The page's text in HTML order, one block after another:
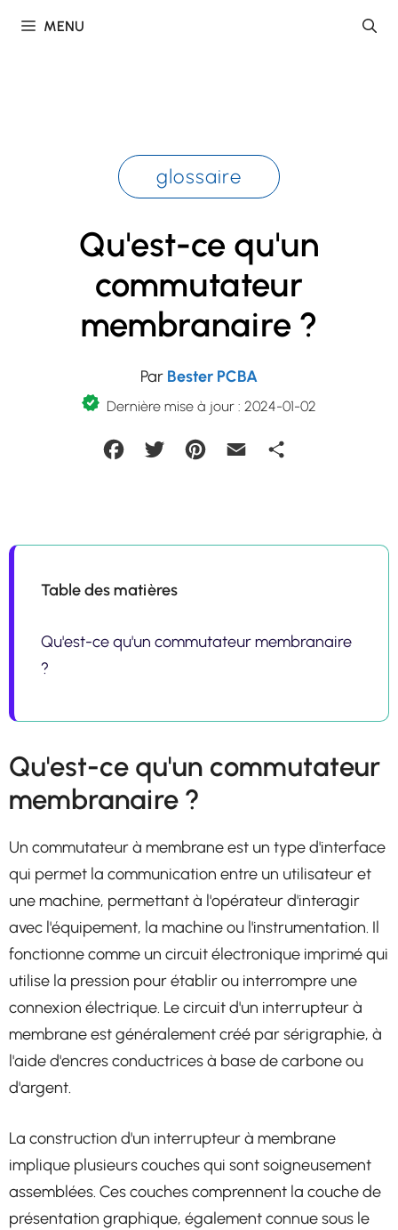
MENU
glossaire
Qu'est-ce qu'un
commutateur
membranaire ?
Par Bester PCBA
Dernière mise à jour : 2024-01-02
FacebookTwitter Pinterest Email
Table des matières
Qu'est-ce qu'un commutateur membranaire
?
Qu'est-ce qu'un commutateur
membranaire ?
Un commutateur à membrane est un type d'interface
qui permet la communication entre un utilisateur et
une machine, permettant à l'opérateur d'interagir
avec l'équipement, la machine ou l'instrumentation. Il
fonctionne comme un circuit électronique imprimé qui
utilise la pression pour établir ou interrompre une
connexion électrique. Le circuit d'un interrupteur à
membrane est généralement créé par sérigraphie, à
l'aide d'encres conductrices à base de carbone ou
d'argent.
La construction d'un interrupteur à membrane
implique plusieurs couches qui sont soigneusement
assemblées. Ces couches comprennent la couche de
présentation graphique, également connue sous le